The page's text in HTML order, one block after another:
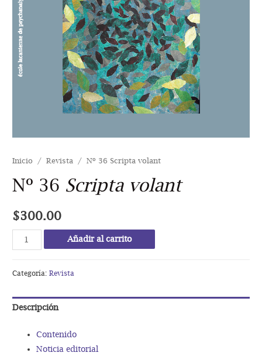
Inicio /Revista / Nº 36 Scripta volant
Nº 36 Scripta volant
$300.00
36
volant
Añadir al carrito
Categoría:Revista
Descripción
Contenido
Noticia editorial